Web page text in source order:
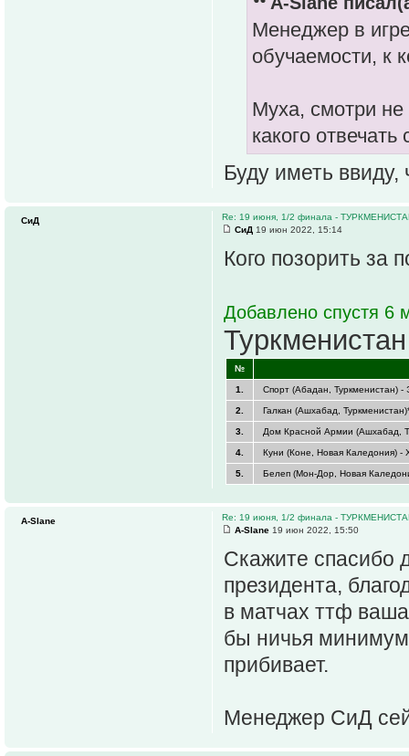
Менеджер в
обучаемости, к
Муха, смотри не
какого
Буду иметь
Re: 19 июня, 1/2 финала -
СиД 19 июн 2022, 15:14
Кого позорить за
Добавлено спустя 6
№
1. Спорт (Абадан, Туркменистан)
2. Галкан (Ашхабад,
3. Дом Красной Армии (Ашхабад,
4. Куни (Коне, Новая Каледония) -
5. Белеп (Мон-Дор, Новая
СиД
Re: 19 июня, 1/2 финала -
A-Slane 19 июн 2022, 15:50
Скажите спасибо
президента,
в матчах ттф
бы ничья
прибивает.
Менеджер СиД
A-Slane